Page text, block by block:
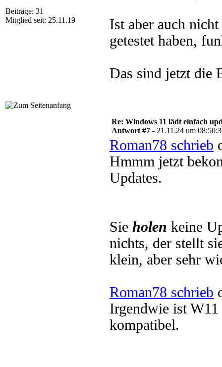
Beiträge: 31
Mitglied seit: 25.11.19
Ist aber auch
getestet haben,
Das sind jetzt die
Re: Windows 11 lädt einfach
Antwort #7 - 21.11.24 um
Roman78 schrieb
Hmmm jetzt
Updates.
Sie holen keine
nichts, der stellt
klein, aber sehr
Roman78 schrieb
Irgendwie ist
kompatibel.